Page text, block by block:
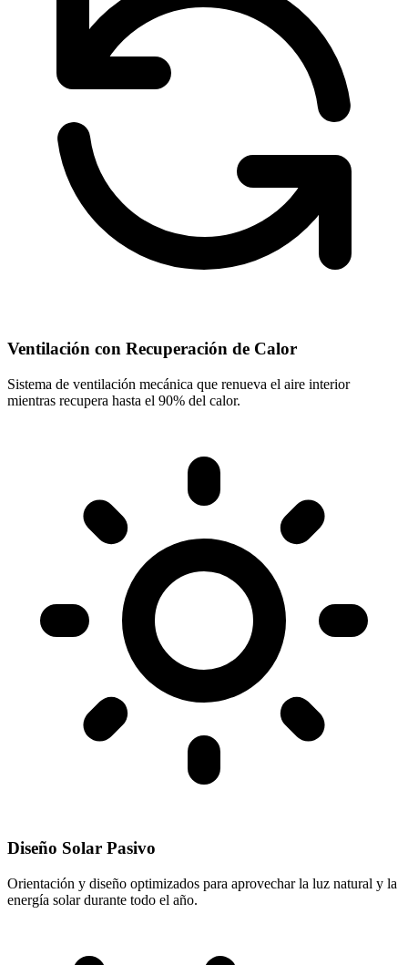
Ventilación con Recuperación de Calor
Sistema de ventilación mecánica que renueva el aire interior
mientras recupera hasta el 90% del calor.
Diseño Solar Pasivo
Orientación y diseño optimizados para aprovechar la luz natural y la
energía solar durante todo el año.